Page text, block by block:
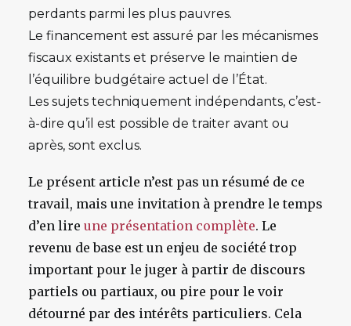
perdants parmi les plus pauvres.
Le financement est assuré par les mécanismes
fiscaux existants et préserve le maintien de
l’équilibre budgétaire actuel de l’État.
Les sujets techniquement indépendants, c’est-
à-dire qu’il est possible de traiter avant ou
après, sont exclus.
Le présent article n’est pas un résumé de ce
travail, mais une invitation à prendre le temps
d’en lire une présentation complète. Le
revenu de base est un enjeu de société trop
important pour le juger à partir de discours
partiels ou partiaux, ou pire pour le voir
détourné par des intérêts particuliers. Cela